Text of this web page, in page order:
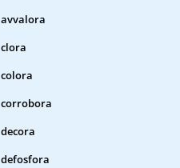
avvalora
clora
colora
corrobora
decora
defosfora